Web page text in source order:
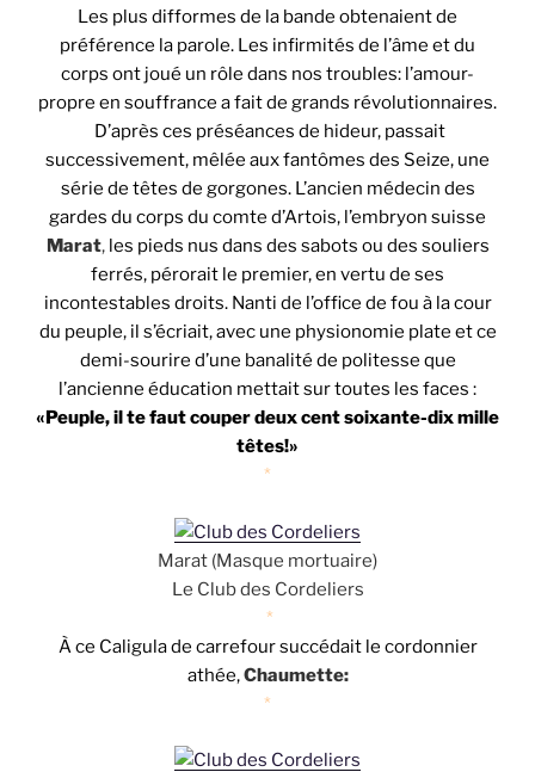
Les plus difformes de la bande obtenaient de
préférence la parole. Les infirmités de l’âme et du
corps ont joué un rôle dans nos troubles: l’amour-
propre en souffrance a fait de grands révolutionnaires.
D’après ces préséances de hideur, passait
successivement, mêlée aux fantômes des Seize, une
série de têtes de gorgones. L’ancien médecin des
gardes du corps du comte d’Artois, l’embryon suisse
Marat,les pieds nus dans des sabots ou des souliers
ferrés, pérorait le premier, en vertu de ses
incontestables droits. Nanti de l’office de fou à la cour
du peuple, il s’écriait, avec une physionomie plate et ce
demi-sourire d’une banalité de politesse que
l’ancienne éducation mettait sur toutes les faces :
«Peuple, il te faut couper deux cent soixante-dix mille
têtes!»
*
Marat (Masque mortuaire)
Le Club des Cordeliers
*
À ce Caligula de carrefour succédait le cordonnier
athée,Chaumette:
*